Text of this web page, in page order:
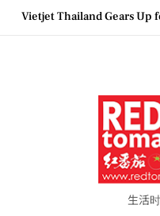
SkipEpson reinvents
MBEW 2026 Unites Global
the Future of Business
Vietjet Thailand Gears Up
Bangkok Service Launch
Epson reinvents
generation EcoTank Series
Couture Fashion Week
生活